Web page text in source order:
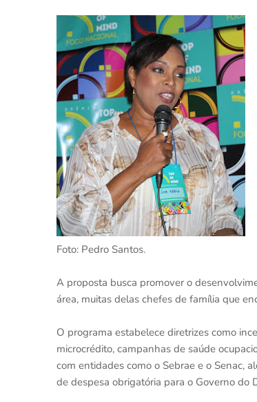
Foto: Pedro Santos.
A proposta busca promover o
área, muitas delas chefes de família que
O programa estabelece diretrizes como
microcrédito, campanhas de saúde
com entidades como o Sebrae e o Senac,
de despesa obrigatória para o Governo do